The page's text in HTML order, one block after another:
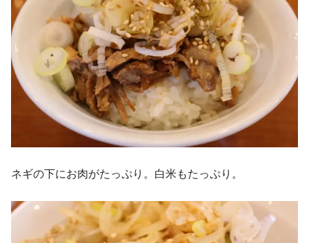
ネギの下にお肉がたっぷり。白米もたっぷり。